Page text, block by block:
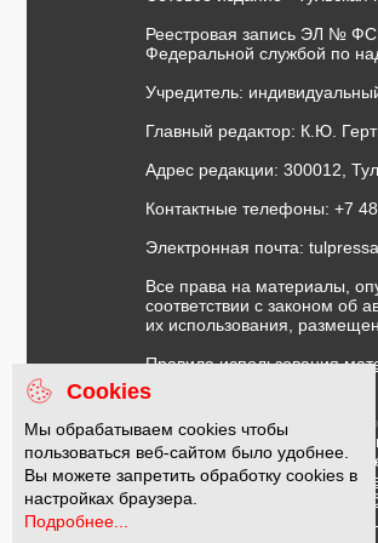
Реестровая запись ЭЛ № ФС
Федеральной службой по
Учредитель:
Главный редактор: К.Ю.
Адрес редакции: 300012,
Контактные телефоны: +7
Электронная почта:
Все права на материалы,
соответствии с законом об
их использования,
Правила использования
Договор публичной оферты
На информационном
предоставления
предпочтениям
Правила применения
Политика в отношении
Политика обработки
Cookies
Мы обрабатываем cookies чтобы
пользоваться веб-сайтом было удобнее.
Вы можете запретить обработку cookies в
настройках браузера.
Подробнее...